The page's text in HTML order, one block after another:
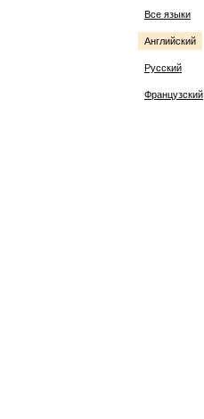
Все языки
Английский
Русский
Французский